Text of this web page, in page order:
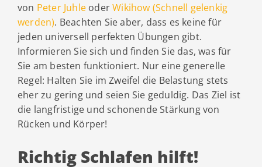
von Peter Juhle oderWikihow (Schnell gelenkig
werden). Beachten Sie aber, dass es keine für
jeden universell perfekten Übungen gibt.
Informieren Sie sich und finden Sie das, was für
Sie am besten funktioniert. Nur eine generelle
Regel: Halten Sie im Zweifel die Belastung stets
eher zu gering und seien Sie geduldig. Das Ziel ist
die langfristige und schonende Stärkung von
Rücken und Körper!
Richtig Schlafen hilft!